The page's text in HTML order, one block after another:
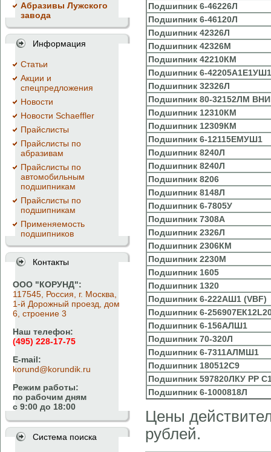
Абразивы Лужского
завода
Информация
Cтатьи
Акции и
спецпредложения
Новости
Новости Schaeffler
Прайслисты
Прайслисты по
абразивам
Прайслисты по
автомобильным
подшипникам
Прайслисты по
подшипникам
Применяемость
подшипников
Контакты
ООО "КОРУНД":
117545, Россия, г. Москва,
1-й Дорожный проезд, дом
6, строение 3
Наш телефон:
(495) 228-17-75
E-mail:
korund@korundik.ru
Режим работы:
по рабочим дням
с 9:00 до 18:00
Система поиска
Подшипник 6-46226Л
Подшипник 6-46120Л
Подшипник 42326Л
Подшипник 42326М
Подшипник 42210КМ
Подшипник 6-
Подшипник 32326Л
Подшипник 80-32152ЛМ
Подшипник 12310КМ
Подшипник 12309КМ
Подшипник 6-12115ЕМУШ1
Подшипник 8240Л
Подшипник 8240Л
Подшипник 8206
Подшипник 8148Л
Подшипник 6-7805У
Подшипник 7308А
Подшипник 2326Л
Подшипник 2306КМ
Подшипник 2230М
Подшипник 1605
Подшипник 1320
Подшипник 6-222АШ1 (VBF)
Подшипник 6-
Подшипник 6-156АЛШ1
Подшипник 70-320Л
Подшипник 6-7311АЛМШ1
Подшипник 180512C9
Подшипник 597820ЛКУ РР
Подшипник 6-1000818Л
Цены
рублей.